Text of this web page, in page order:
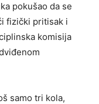
pokušao da se
fizički pritisak i
komisija
samo tri kola,